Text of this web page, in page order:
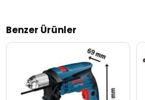
Benzer Ürünler